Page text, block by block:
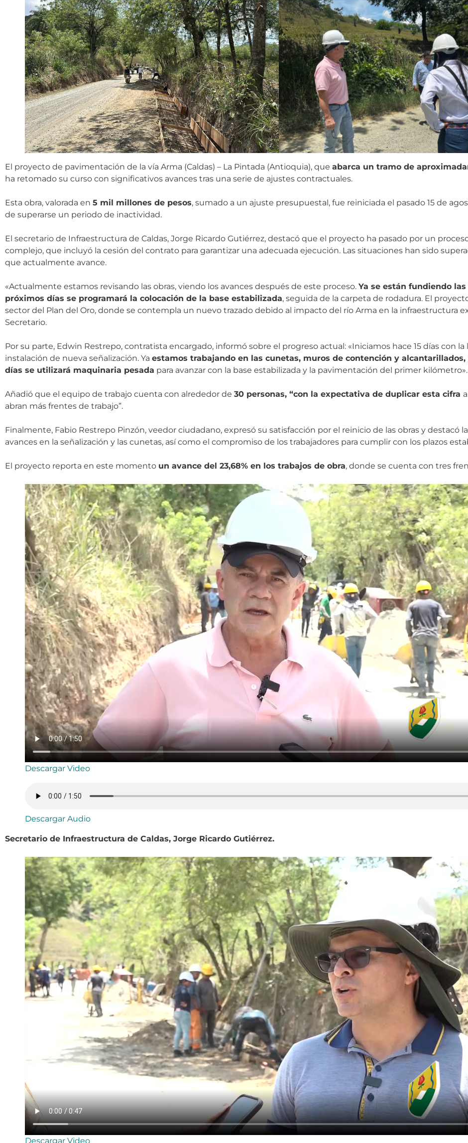
El proyecto de pavimentación de la vía Arma (Caldas) – La Pintada (Antioquia), que abarca un tramo de
ha retomado su curso con significativos avances tras una serie de ajustes contractuales.
Esta obra, valorada en 5 mil millones de pesos, sumado a un ajuste presupuestal, fue reiniciada el pasado 15 de
de superarse un periodo de inactividad.
El secretario de Infraestructura de Caldas, Jorge Ricardo Gutiérrez, destacó que el proyecto ha pasado por un
complejo, que incluyó la cesión del contrato para garantizar una adecuada ejecución. Las situaciones han sido
que actualmente avance.
«Actualmente estamos revisando las obras, viendo los avances después de este proceso. Ya se están fundiendo
próximos días se programará la colocación de la base estabilizada, seguida de la carpeta de rodadura. El
sector del Plan del Oro, donde se contempla un nuevo trazado debido al impacto del río Arma en la infraestructura
Secretario.
Por su parte, Edwin Restrepo, contratista encargado, informó sobre el progreso actual: «Iniciamos hace 15 días con la
instalación de nueva señalización. Ya estamos trabajando en las cunetas, muros de contención y
días se utilizará maquinaria pesada para avanzar con la base estabilizada y la pavimentación del primer kilómetro».
Añadió que el equipo de trabajo cuenta con alrededor de 30 personas, “con la expectativa de duplicar esta cifra
abran más frentes de trabajo”.
Finalmente, Fabio Restrepo Pinzón, veedor ciudadano, expresó su satisfacción por el reinicio de las obras y destacó
avances en la señalización y las cunetas, así como el compromiso de los trabajadores para cumplir con los plazos
El proyecto reporta en este momento un avance del 23,68% en los trabajos de obra, donde se cuenta con tres
Descargar Video
Descargar Audio
Secretario de Infraestructura de Caldas, Jorge Ricardo Gutiérrez.
Descargar Video